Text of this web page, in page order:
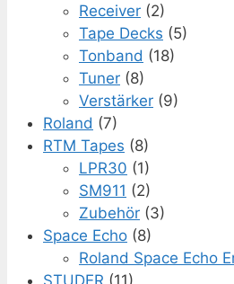
Receiver (2)
Tape Decks (5)
Tonband (18)
Tuner (8)
Verstärker (9)
Roland (7)
RTM Tapes (8)
LPR30 (1)
SM911 (2)
Zubehör (3)
Space Echo (8)
Roland Space Echo
STUDER (11)